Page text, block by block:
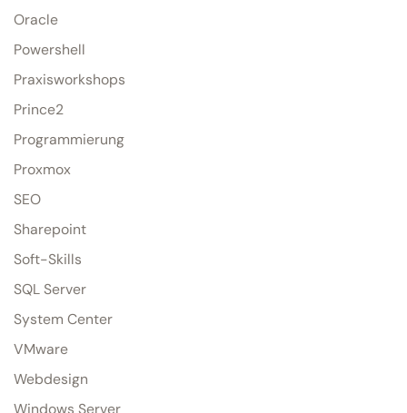
Oracle
Powershell
Praxisworkshops
Prince2
Programmierung
Proxmox
SEO
Sharepoint
Soft-Skills
SQL Server
System Center
VMware
Webdesign
Windows Server